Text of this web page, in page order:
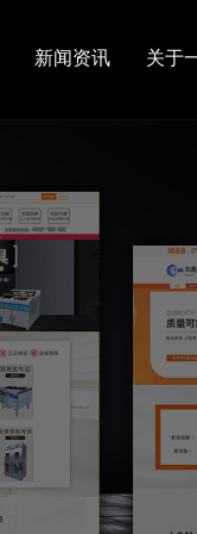
新闻资讯 关于